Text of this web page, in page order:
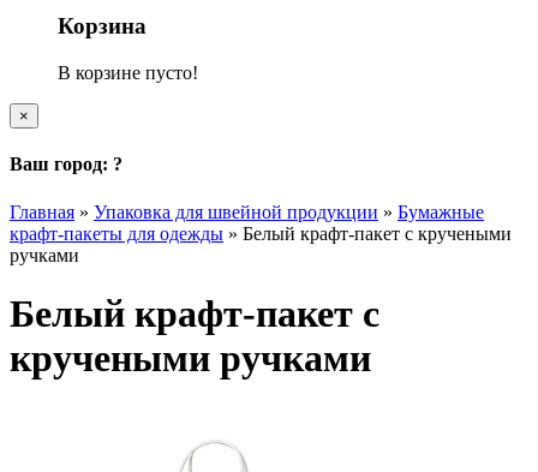
Корзина
В корзине пусто!
×
Ваш город: ?
Главная » Упаковка для швейной продукции » Бумажные
крафт-пакеты для одежды » Белый крафт-пакет с кручеными
ручками
Белый крафт-пакет с
кручеными ручками